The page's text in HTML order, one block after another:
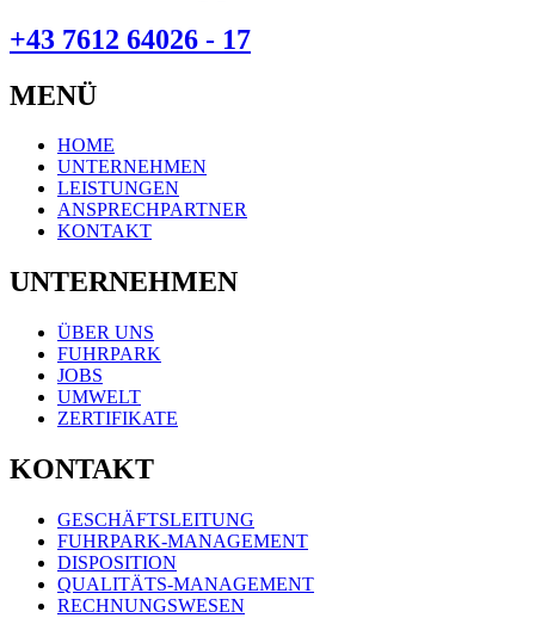
+43 7612 64026 - 17
MENÜ
HOME
UNTERNEHMEN
LEISTUNGEN
ANSPRECHPARTNER
KONTAKT
UNTERNEHMEN
ÜBER UNS
FUHRPARK
JOBS
UMWELT
ZERTIFIKATE
KONTAKT
GESCHÄFTSLEITUNG
FUHRPARK-MANAGEMENT
DISPOSITION
QUALITÄTS-MANAGEMENT
RECHNUNGSWESEN